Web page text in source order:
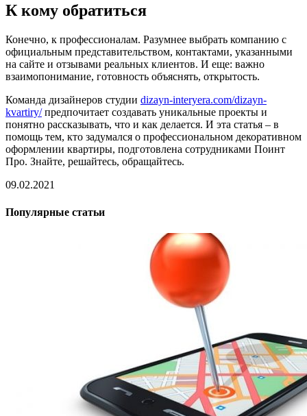
К кому обратиться
Конечно, к профессионалам. Разумнее выбрать компанию с
официальным представительством, контактами, указанными
на сайте и отзывами реальных клиентов. И еще: важно
взаимопонимание, готовность объяснять, открытость.
Команда дизайнеров студии dizayn-interyera.com/dizayn-
kvartiry/предпочитает создавать уникальные проекты и
понятно рассказывать, что и как делается. И эта статья – в
помощь тем, кто задумался о профессиональном декоративном
оформлении квартиры, подготовлена сотрудниками Поинт
Про. Знайте, решайтесь, обращайтесь.
09.02.2021
Популярные статьи